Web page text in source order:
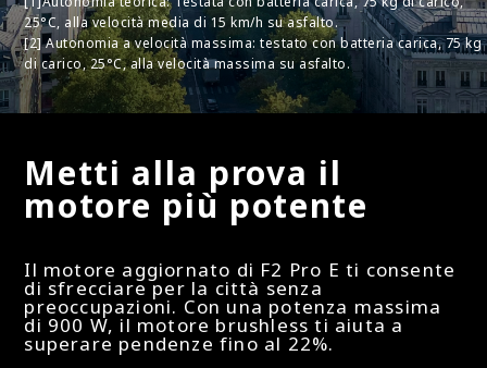
25°C, alla velocità media di 15 km/h su asfalto.
[2] Autonomia a velocità massima: testato con batteria carica, 75 kg
di carico, 25°C, alla velocità massima su asfalto.
Metti alla prova il
motore più potente
Il motore aggiornato di F2 Pro E ti consente
di sfrecciare per la città senza
preoccupazioni. Con una potenza massima
di 900 W, il motore brushless ti aiuta a
superare pendenze fino al 22%.
Freno a disco (anteriore) e freno elettronico
(posteriore)
Luci
Luce Frontale (2.1W ad alta potenza) e Posteriore
a LED